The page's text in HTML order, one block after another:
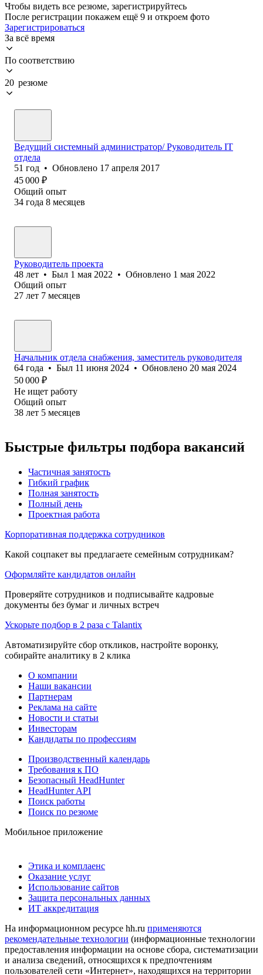
Чтобы видеть все резюме, зарегистрируйтесь
После регистрации покажем ещё 9 и откроем фото
Зарегистрироваться
За всё время
По соответствию
20 резюме
Ведущий системный администратор/ Руководитель IT
отдела
51 год • Обновлено 17 апреля 2017
45 000 ₽
Общий опыт
34 года 8 месяцев
Руководитель проекта
48 лет • Был 1 мая 2022 • Обновлено 1 мая 2022
Общий опыт
27 лет 7 месяцев
Начальник отдела снабжения, заместитель руководителя
64 года • Был 11 июня 2024 • Обновлено 20 мая 2024
50 000 ₽
Не ищет работу
Общий опыт
38 лет 5 месяцев
Быстрые фильтры подбора вакансий
Частичная занятость
Гибкий график
Полная занятость
Полный день
Проектная работа
Корпоративная поддержка сотрудников
Какой соцпакет вы предлагаете семейным сотрудникам?
Оформляйте кандидатов онлайн
Проверяйте сотрудников и подписывайте кадровые
документы без бумаг и личных встреч
Ускорьте подбор в 2 раза с Talantix
Автоматизируйте сбор откликов, настройте воронку,
собирайте аналитику в 2 клика
О компании
Наши вакансии
Партнерам
Реклама на сайте
Новости и статьи
Инвесторам
Кандидаты по профессиям
Производственный календарь
Требования к ПО
Безопасный HeadHunter
HeadHunter API
Поиск работы
Поиск по резюме
Мобильное приложение
Этика и комплаенс
Оказание услуг
Использование сайтов
Защита персональных данных
ИТ аккредитация
На информационном ресурсе hh.ru применяются
рекомендательные технологии (информационные технологии
предоставления информации на основе сбора, систематизации
и анализа сведений, относящихся к предпочтениям
пользователей сети «Интернет», находящихся на территории